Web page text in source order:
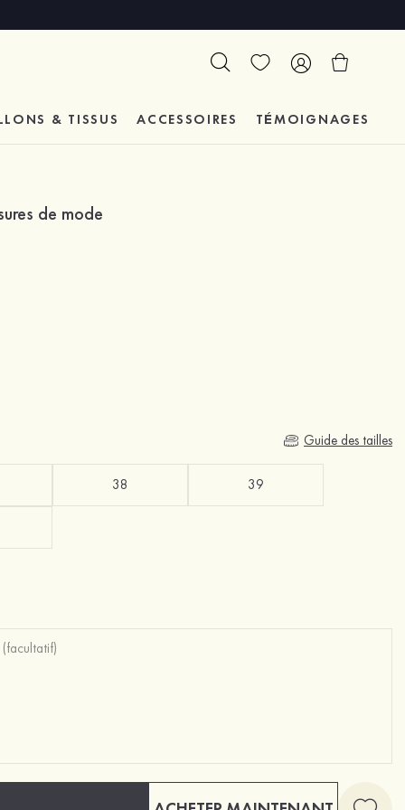
& TISSUS ACCESSOIRES TÉMOIGNAGES
de mode
Guide des tailles
38 39